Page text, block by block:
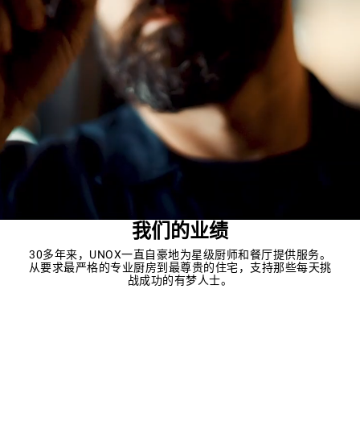
我们的业绩
30多年来，UNOX一直自豪地为星级厨师和餐厅提供服务。
从要求最严格的专业厨房到最尊贵的住宅，支持那些每天挑
战成功的有梦人士。